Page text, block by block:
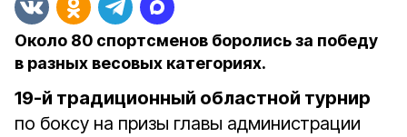
Около 80 спортсменов боролись за победу
в разных весовых категориях.
19-й традиционный областной турнир
по боксу на призы главы администрации